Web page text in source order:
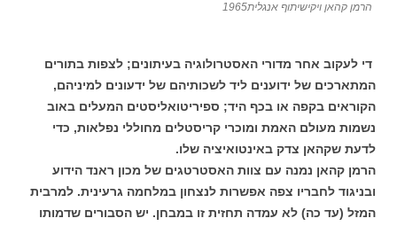
הרמן קהאן ויקישיתוף אנגלית1965
די לעקוב אחר מדורי האסטרולוגיה בעיתונים; לצפות בתורים
המתארכים של ידוענים ליד לשכותיהם של ידעונים למיניהם,
הקוראים בקפה או בכף היד; ספיריטואליסטים המעלים באוב
נשמות מעולם האמת ומוכרי קריסטלים מחוללי נפלאות, כדי
לדעת שקהאן צדק באינטואיציה שלו.
הרמן קהאן נמנה עם צוות האסטרטגים של מכון ראנד הידוע
ובניגוד לחבריו צפה אפשרות לנצחון במלחמה גרעינית. למרבית
המזל (עד כה) לא עמדה תחזית זו במבחן. יש הסבורים שדמותו